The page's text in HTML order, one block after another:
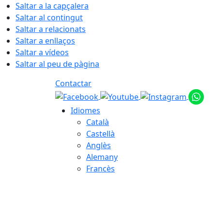
Saltar a la capçalera
Saltar al contingut
Saltar a relacionats
Saltar a enllaços
Saltar a vídeos
Saltar al peu de pàgina
Contactar
Idiomes
Català
Castellà
Anglès
Alemany
Francès